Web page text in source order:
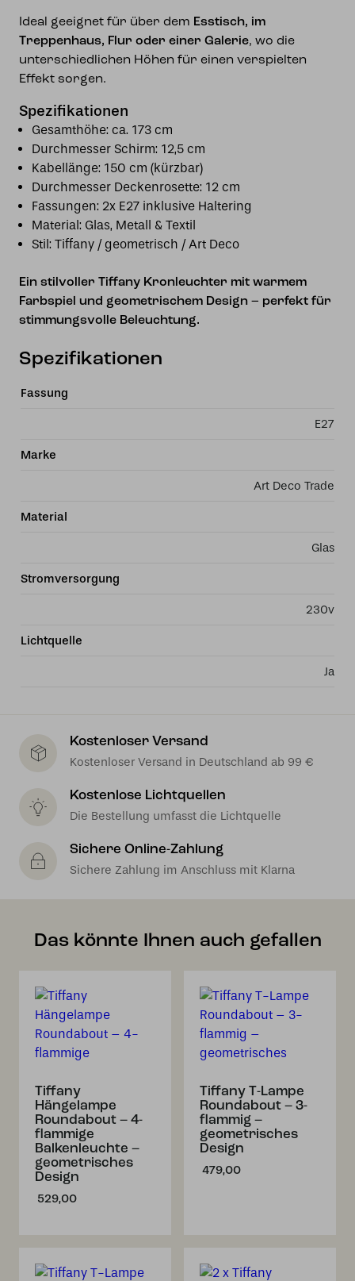
Ideal geeignet für über dem Esstisch, im
Treppenhaus, Flur oder einer Galerie, wo die
unterschiedlichen Höhen für einen verspielten
Effekt sorgen.
Spezifikationen
Gesamthöhe: ca. 173 cm
Durchmesser Schirm: 12,5 cm
Kabellänge: 150 cm (kürzbar)
Durchmesser Deckenrosette: 12 cm
Fassungen: 2x E27 inklusive Haltering
Material: Glas, Metall & Textil
Stil: Tiffany / geometrisch / Art Deco
Ein stilvoller Tiffany Kronleuchter mit warmem
Farbspiel und geometrischem Design – perfekt für
stimmungsvolle Beleuchtung.
Spezifikationen
Fassung
E27
Marke
Art Deco Trade
Material
Glas
Stromversorgung
230v
Lichtquelle
Ja
Kostenloser Versand
Kostenloser Versand in Deutschland ab 99 €
Kostenlose Lichtquellen
Die Bestellung umfasst die Lichtquelle
Sichere Online-Zahlung
Sichere Zahlung im Anschluss mit Klarna
Das könnte Ihnen auch gefallen
Tiffany
Hängelampe
Roundabout – 4-
flammige
Balkenleuchte –
geometrisches
Design
529,00
Tiffany T-Lampe
Roundabout – 3-
flammig –
geometrisches
Design
479,00